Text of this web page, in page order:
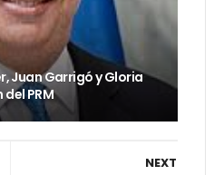
Juan Garrigó y Gloria
PRM
NEXT